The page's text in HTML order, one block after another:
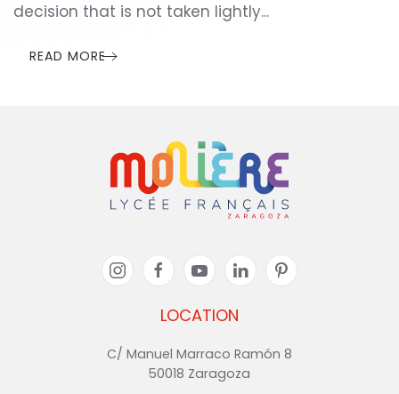
decision that is not taken lightly...
READ MORE
LOCATION
C/ Manuel Marraco Ramón 8
50018 Zaragoza